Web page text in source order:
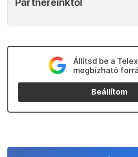
Állítsd be a
megbízható
Beállítom